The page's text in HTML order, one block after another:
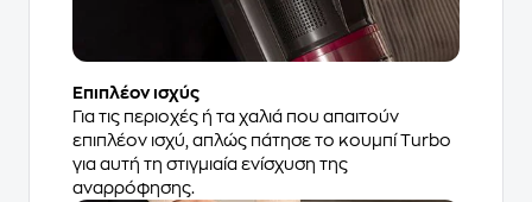
Επιπλέον ισχύς
Για τις περιοχές ή τα χαλιά που απαιτούν
επιπλέον ισχύ, απλώς πάτησε το κουμπί Turbo
για αυτή τη στιγμιαία ενίσχυση της
αναρρόφησης.